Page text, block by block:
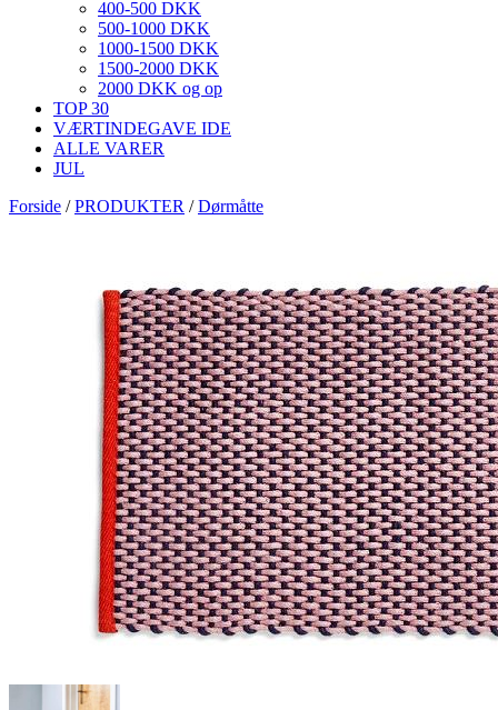
400-500 DKK
500-1000 DKK
1000-1500 DKK
1500-2000 DKK
2000 DKK og op
TOP 30
VÆRTINDEGAVE IDE
ALLE VARER
JUL
Forside /PRODUKTER /Dørmåtte